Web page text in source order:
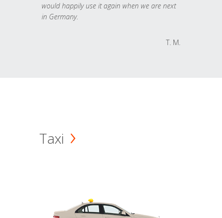
would happily use it again when we are next
in Germany.
T. M.
Taxi